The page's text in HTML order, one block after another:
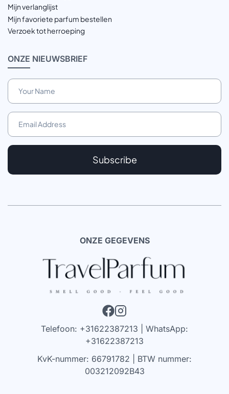
Mijn verlanglijst
Mijn favoriete parfum bestellen
Verzoek tot herroeping
ONZE NIEUWSBRIEF
Subscribe
ONZE GEGEVENS
Telefoon: +31622387213 | WhatsApp:
+31622387213
KvK-nummer: 66791782 | BTW nummer:
003212092B43